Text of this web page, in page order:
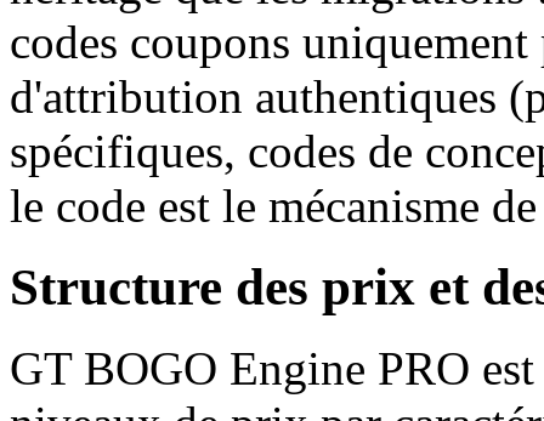
codes coupons
d'attribution authentiques
spécifiques, codes de
le code est le mécanisme
Structure des prix et
GT BOGO Engine PRO